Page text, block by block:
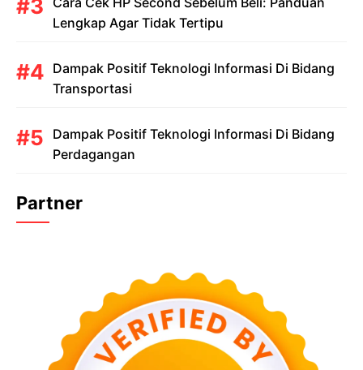
Lengkap Agar Tidak Tertipu
Dampak Positif Teknologi Informasi Di Bidang
Transportasi
Dampak Positif Teknologi Informasi Di Bidang
Perdagangan
Partner